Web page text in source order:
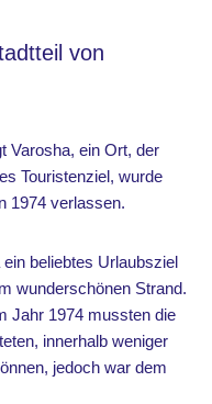
von
Varosha, ein Ort, der
Touristenziel, wurde
1974 verlassen.
beliebtes Urlaubsziel
wunderschönen Strand.
Jahr 1974 mussten die
innerhalb weniger
jedoch war dem